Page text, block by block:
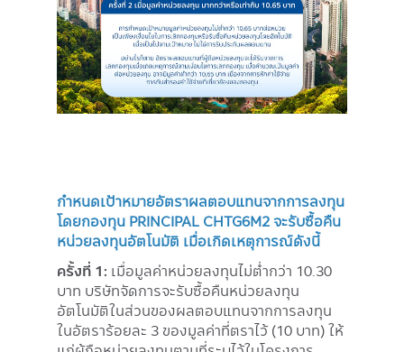
กำหนดเป้าหมายอัตราผลตอบแทนจากการลงทุน
โดยกองทุน PRINCIPAL CHTG6M2 จะรับซื้อคืน
หน่วยลงทุนอัตโนมัติ เมื่อเกิดเหตุการณ์ดังนี้
ครั้งที่ 1: เมื่อมูลค่าหน่วยลงทุนไม่ต่ำกว่า 10.30
บาท บริษัทจัดการจะรับซื้อคืนหน่วยลงทุน
อัตโนมัติในส่วนของผลตอบแทนจากการลงทุน
ในอัตราร้อยละ 3 ของมูลค่าที่ตราไว้ (10 บาท) ให้